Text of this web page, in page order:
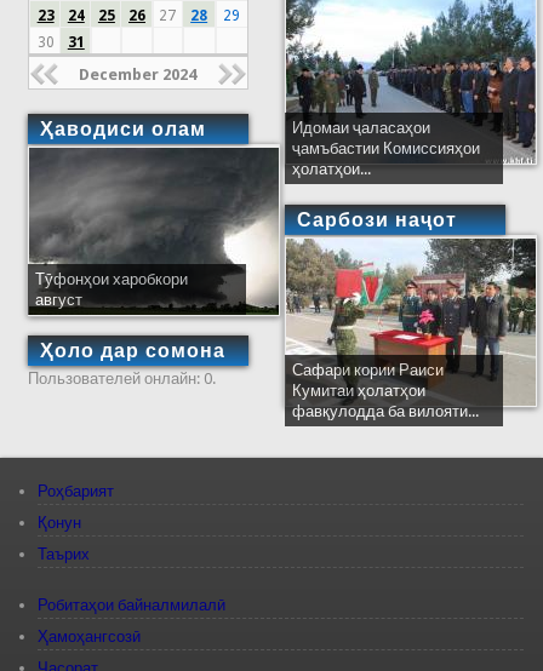
23
24 25 26 27 28
29
30
31
December 2024
Ҳаводиси олам
Тӯфонҳои харобкори
август
Ҳоло дар сомона
Пользователей онлайн: 0.
Идомаи ҷаласаҳои
ҷамъбастии Комиссияҳои
ҳолатҳои...
Сарбози наҷот
Сафари кории Раиси
Кумитаи ҳолатҳои
фавқулодда ба вилояти...
Роҳбарият
Қонун
Таърих
Робитаҳои байналмилалӣ
Ҳамоҳангсозӣ